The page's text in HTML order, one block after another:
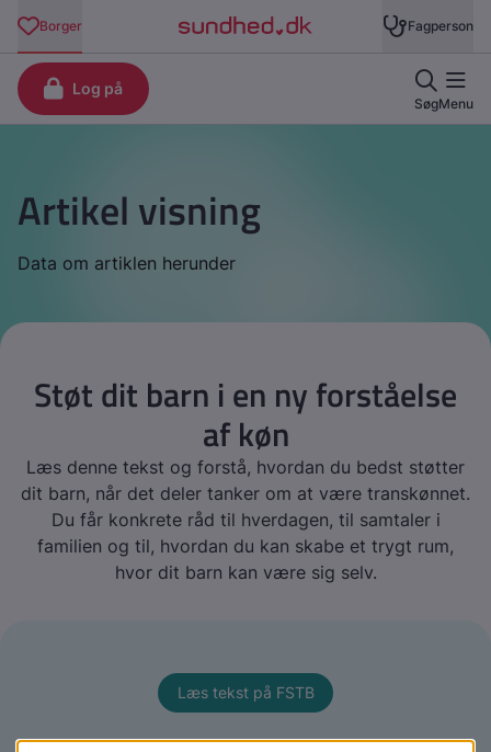
Artikel visning
Data om artiklen herunder
Støt dit barn i en ny forståelse
af køn
Læs denne tekst og forstå, hvordan du bedst støtter
dit barn, når det deler tanker om at være transkønnet.
Du får konkrete råd til hverdagen, til samtaler i
familien og til, hvordan du kan skabe et trygt rum,
hvor dit barn kan være sig selv.
Læs tekst på FSTB